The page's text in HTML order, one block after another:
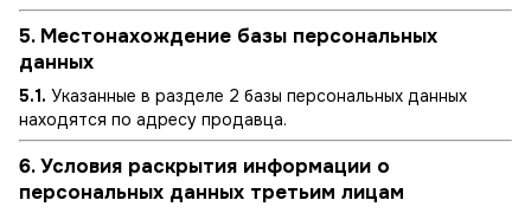
5. Местонахождение базы персональных
данных
5.1. Указанные в разделе 2 базы персональных данных
находятся по адресу продавца.
6. Условия раскрытия информации о
персональных данных третьим лицам